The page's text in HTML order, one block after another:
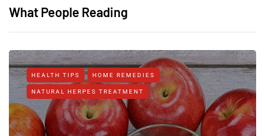
What People Reading
HEALTH TIPS HOME REMEDIES
NATURAL HERPES TREATMENT‎